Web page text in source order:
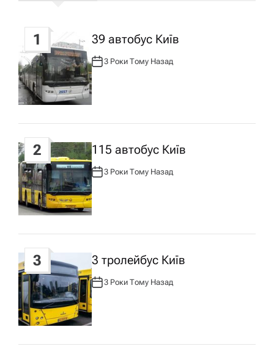
г
а
ц
і
я
з
а
п
и
с
у
1 39 автобус Київ
А
В
Т
О
Р
:
3 Роки Тому Назад
2 115 автобус Київ
А
Т
О
Р
:
3 Роки Тому Назад
3 3 тролейбус Київ
А
В
Т
О
Р
:
3 Роки Тому Назад